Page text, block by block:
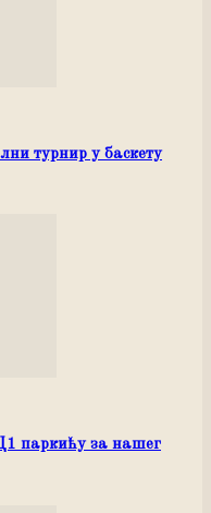
турнир у баскету
паркићу за нашег